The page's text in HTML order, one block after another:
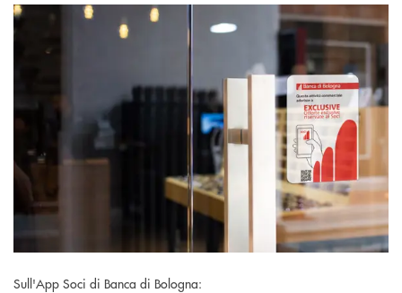
Sull'App Soci di Banca di Bologna: